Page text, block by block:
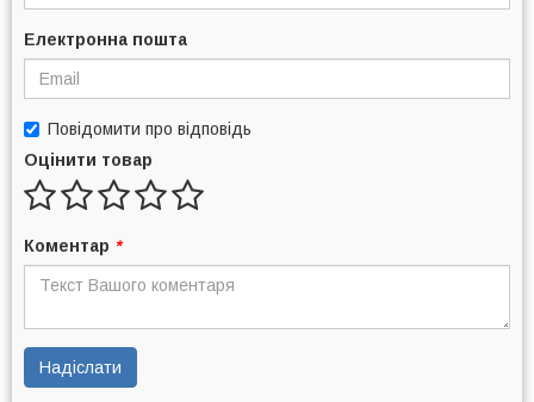
Електронна пошта
Повідомити про відповідь
Оцінити товар
Коментар *
Надіслати